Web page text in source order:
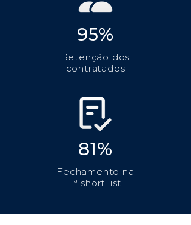
95%
Retenção dos
contratados
81%
Fechamento na
1ª short list